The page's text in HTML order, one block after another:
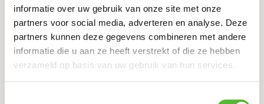
informatie over uw gebruik van onze site met onze
partners voor social media, adverteren en analyse. Deze
partners kunnen deze gegevens combineren met andere
informatie die u aan ze heeft verstrekt of die ze hebben
verzameld op basis van uw gebruik van hun services.
Belcapo haalde al in haar eerste jaar een vermelding bij
magazine Delicious bij de ’10 beste Italiaanse
restaurants van Nederland’, is al meerdere jaren op een
rij Insider bij TheFork en je vindt er menig Italiaan uit de
wijde omtrek.